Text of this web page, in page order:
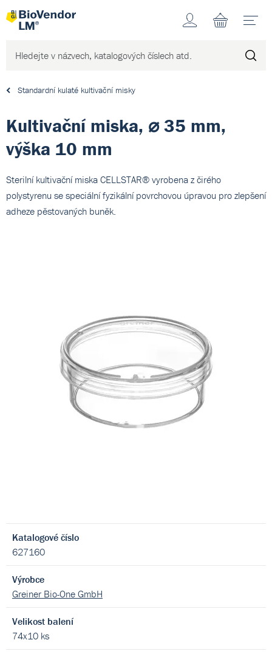
Účet
Standardní kulaté kultivační misky
Kultivační miska, ⌀ 35 mm,
výška 10 mm
Sterilní kultivační miska CELLSTAR® vyrobena z čirého
polystyrenu se speciální fyzikální povrchovou úpravou pro zlepšení
adheze pěstovaných buněk.
Katalogové číslo
627160
Výrobce
Greiner Bio-One GmbH
Velikost balení
74x10 ks